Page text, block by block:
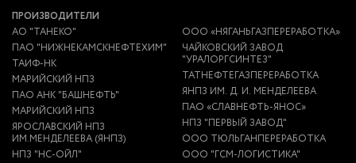
ПРОИЗВОДИТЕЛИ
АО "ТАНЕКО"
ПАО "НИЖНЕКАМСКНЕФТЕХИМ"
ТАИФ-НК
МАРИЙСКИЙ НПЗ
ПАО АНК "БАШНЕФТЬ"
МАРИЙСКИЙ НПЗ
ЯРОСЛАВСКИЙ НПЗ
ИМ.МЕНДЕЛЕЕВА (ЯНПЗ)
НПЗ "НС-ОЙЛ"
ООО «НЯГАНЬГАЗПЕРЕРАБОТКА»
ЧАЙКОВСКИЙ ЗАВОД
"УРАЛОРГСИНТЕЗ"
ТАТНЕФТЕГАЗПЕРЕРАБОТКА
ЯНПЗ ИМ. Д. И. МЕНДЕЛЕЕВА
ПАО «СЛАВНЕФТЬ-ЯНОС»
НПЗ "ПЕРВЫЙ ЗАВОД"
ООО ТЮЛЬГАНПЕРЕРАБОТКА
ООО "ГСМ-ЛОГИСТИКА"